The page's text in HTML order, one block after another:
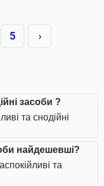
5 ›
засоби ?
та снодійні
найдешевші?
та